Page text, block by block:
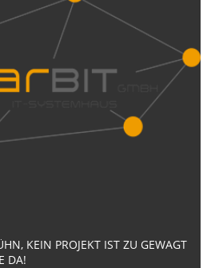
KEIN PROJEKT IST ZU GEWAGT
DA!